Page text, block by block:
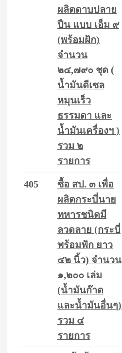
ผลิตดาบปลาย
ปืน แบบ เอ็ม ๙
(พร้อมฝัก)
จำนวน
๒๔,๗๙๐ ชุด (
น้ำมันดีเซล
หมุนเร็ว
ธรรมดา และ
น้ำมันเครื่องฯ )
รวม ๒
รายการ
405
ซื้อ สป. ๓ เพื่อ
ผลิตกระบี่นาย
ทหารชนิดมี
ลวดลาย (กระบี่
พร้อมฟัก ยาว
๔๒ นิ้ว) จำนวน
๑,๒๐๐ เล่ม
(น้ำมันก๊าด
และน้ำมันอื่นๆ)
รวม ๔
รายการ